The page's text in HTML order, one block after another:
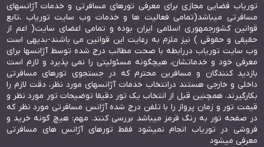
توریاب فضایی مجازی برای معرفی تورهای مسافرتی و خدمات آژانسهای
مسافرتی میباشد(تمامی فعالیت ها و خدمات وب سایت توریاب ،تابع
قوانین کشورجمهوری اسلامی ایران بوده و تمامی اعضای سایت( اعم از
حقیقی و حقوقی ) نیز ملزم به رعایت این قوانین می باشند-بدیهی است
وب سایت توریاب دررابطه با صحت مطالب درج شده توسط آژانسها برای
معرفی خود و خدماتشان، هیچگونه مسئولیتی را نمی پذیرد و لازم است
بازدید کنندگان و مسافرین محترم که در جستجوی تورهای مسافرتی
داخلی و خارجی هستند درانتخاب خدمات آژانسهای مورد نظر، دقت لازم را
بکارگیرند. همچنین قبل از انتخاب یک تور دقیقا توضیحات تور مورد نظر و
قیمت تور و زمان پرواز را با تلفن درج شده آژانس مسافرتی مورد نظر که
در صفحه تور به رنگ قرمز میباشد بررسی کنند. مهم: هیچ گونه خرید و
فروشی در توریاب انجام نمیشود فقط تورهای آژانس های مسافرتی
معرفی میشود